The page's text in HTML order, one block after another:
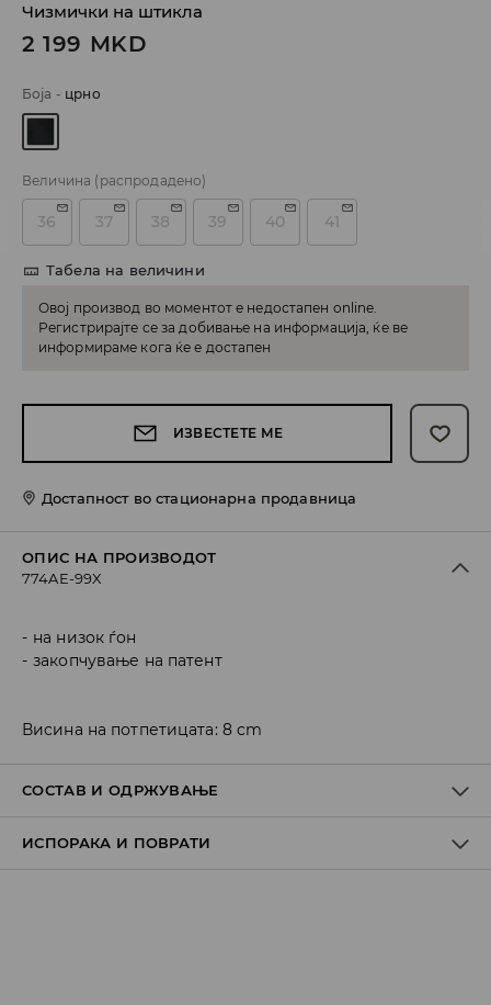
Чизмички на штикла
2 199 MKD
Боја - црно
Величина (распродадено)
36 37 38 39 40 41
Табела на величини
Овој производ во моментот е недостапен online.
Регистрирајте се за добивање на информација, ќе ве
информираме кога ќе е достапен
ИЗВЕСТЕТЕ МЕ
Достапност во стационарна продавница
ОПИС НА ПРОИЗВОДОТ
774AE-99X
на низок ѓон
закопчување на патент
Висина на потпетицата: 8 cm
СОСТАВ И ОДРЖУВАЊЕ
Материјал I: 100% POLYURETHANE
Материјал II: 100% POLYURETHANE
ИСПОРАКА И ПОВРАТИ